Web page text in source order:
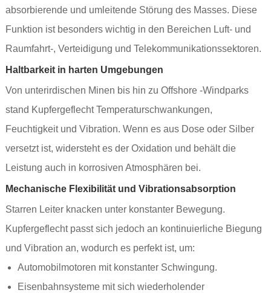
absorbierende und umleitende Störung des Masses. Diese
Funktion ist besonders wichtig in den Bereichen Luft- und
Raumfahrt-, Verteidigung und Telekommunikationssektoren.
Haltbarkeit in harten Umgebungen
Von unterirdischen Minen bis hin zu Offshore -Windparks
stand Kupfergeflecht Temperaturschwankungen,
Feuchtigkeit und Vibration. Wenn es aus Dose oder Silber
versetzt ist, widersteht es der Oxidation und behält die
Leistung auch in korrosiven Atmosphären bei.
Mechanische Flexibilität und Vibrationsabsorption
Starren Leiter knacken unter konstanter Bewegung.
Kupfergeflecht passt sich jedoch an kontinuierliche Biegung
und Vibration an, wodurch es perfekt ist, um:
Automobilmotoren mit konstanter Schwingung.
Eisenbahnsysteme mit sich wiederholender